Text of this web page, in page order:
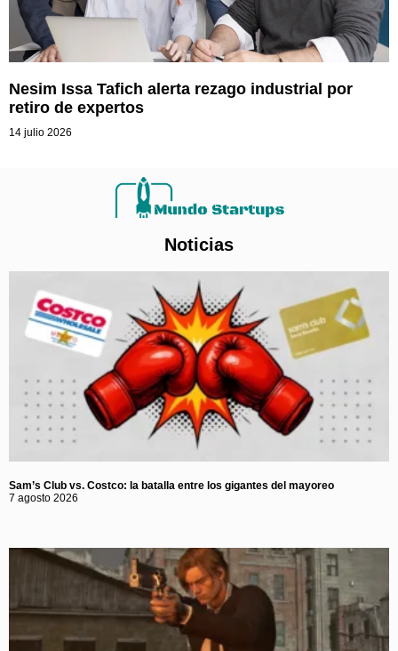
Nesim Issa Tafich alerta rezago industrial por
retiro de expertos
14 julio 2026
Noticias
Sam’s Club vs. Costco: la batalla entre los gigantes del mayoreo
7 agosto 2026